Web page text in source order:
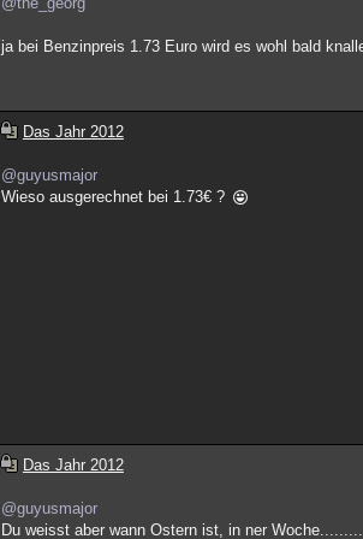
ja bei Benzinpreis 1.73 Euro wird es wohl bald
Das Jahr 2012
@guyusmajor
Wieso ausgerechnet bei 1.73€ ?
Das Jahr 2012
@guyusmajor
Du weisst aber wann Ostern ist, in ner